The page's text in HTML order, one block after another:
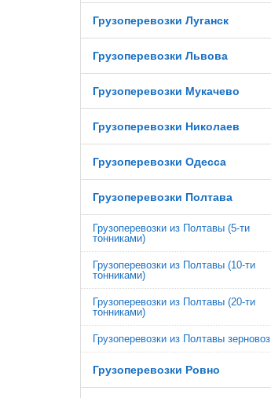
Грузоперевозки Луганск
Грузоперевозки Львова
Грузоперевозки Мукачево
Грузоперевозки Николаев
Грузоперевозки Одесса
Грузоперевозки Полтава
Грузоперевозки из Полтавы (5-ти
тонниками)
Грузоперевозки из Полтавы (10-ти
тонниками)
Грузоперевозки из Полтавы (20-ти
тонниками)
Грузоперевозки из Полтавы зерновоз
Грузоперевозки Ровно